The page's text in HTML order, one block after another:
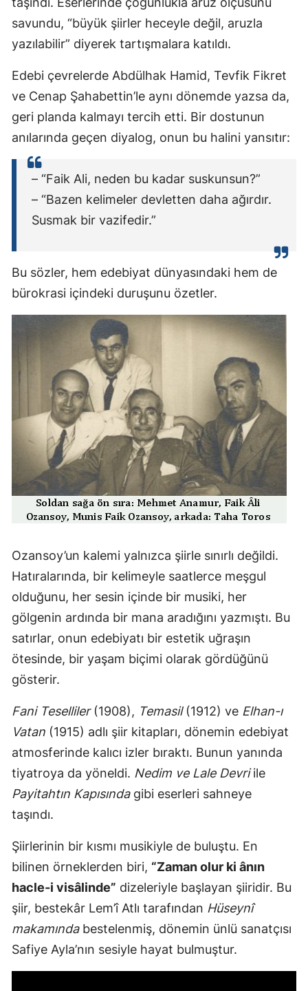
savundu, “büyük şiirler heceyle değil, aruzla
yazılabilir” diyerek tartışmalara katıldı.
Edebi çevrelerde Abdülhak Hamid, Tevfik Fikret
ve Cenap Şahabettin’le aynı dönemde yazsa da,
geri planda kalmayı tercih etti. Bir dostunun
anılarında geçen diyalog, onun bu halini yansıtır:
– “Faik Ali, neden bu kadar suskunsun?”
– “Bazen kelimeler devletten daha ağırdır.
Susmak bir vazifedir.”
Bu sözler, hem edebiyat dünyasındaki hem de
bürokrasi içindeki duruşunu özetler.
Ozansoy’un kalemi yalnızca şiirle sınırlı değildi.
Hatıralarında, bir kelimeyle saatlerce meşgul
olduğunu, her sesin içinde bir musiki, her
gölgenin ardında bir mana aradığını yazmıştı. Bu
satırlar, onun edebiyatı bir estetik uğraşın
ötesinde, bir yaşam biçimi olarak gördüğünü
gösterir.
Fani Teselliler(1908), Temasil(1912) ve Elhan-ı
Vatan (1915) adlı şiir kitapları, dönemin edebiyat
atmosferinde kalıcı izler bıraktı. Bunun yanında
tiyatroya da yöneldi. Nedim ve Lale Devriile
Payitahtın Kapısındagibi eserleri sahneye
taşındı.
Şiirlerinin bir kısmı musikiyle de buluştu. En
bilinen örneklerden biri, “Zaman olur ki ânın
hacle-i visâlinde” dizeleriyle başlayan şiiridir. Bu
şiir, bestekâr Lem’î Atlı tarafından Hüseynî
makamındabestelenmiş, dönemin ünlü sanatçısı
Safiye Ayla’nın sesiyle hayat bulmuştur.